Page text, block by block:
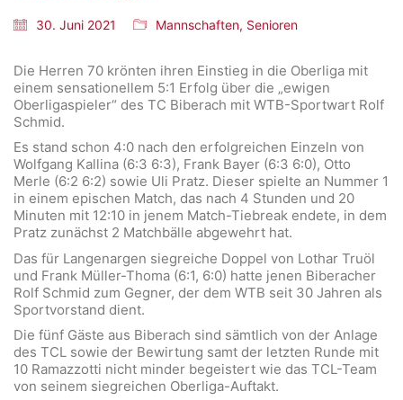
30. Juni 2021 Mannschaften, Senioren
Die Herren 70 krönten ihren Einstieg in die Oberliga mit
einem sensationellem 5:1 Erfolg über die „ewigen
Oberligaspieler“ des TC Biberach mit WTB-Sportwart Rolf
Schmid.
Es stand schon 4:0 nach den erfolgreichen Einzeln von
Wolfgang Kallina (6:3 6:3), Frank Bayer (6:3 6:0), Otto
Merle (6:2 6:2) sowie Uli Pratz. Dieser spielte an Nummer 1
in einem epischen Match, das nach 4 Stunden und 20
Minuten mit 12:10 in jenem Match-Tiebreak endete, in dem
Pratz zunächst 2 Matchbälle abgewehrt hat.
Das für Langenargen siegreiche Doppel von Lothar Truöl
und Frank Müller-Thoma (6:1, 6:0) hatte jenen Biberacher
Rolf Schmid zum Gegner, der dem WTB seit 30 Jahren als
Sportvorstand dient.
Die fünf Gäste aus Biberach sind sämtlich von der Anlage
des TCL sowie der Bewirtung samt der letzten Runde mit
10 Ramazzotti nicht minder begeistert wie das TCL-Team
von seinem siegreichen Oberliga-Auftakt.